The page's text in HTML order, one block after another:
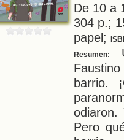
De 10 a
304 p.;
papel;
Resumen:
barrio.
odiaron.
Pero